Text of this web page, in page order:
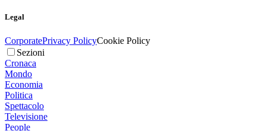
Legal
CorporatePrivacy PolicyCookie Policy
Sezioni
Cronaca
Mondo
Economia
Politica
Spettacolo
Televisione
People